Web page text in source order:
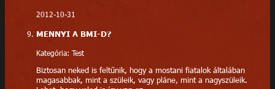
2012-10-31
MENNYI A BMI-D?
Kategória: Test
Biztosan neked is feltűnik, hogy a mostani fiatalok általában
magasabbak, mint a szüleik, vagy pláne, mint a nagyszüleik.